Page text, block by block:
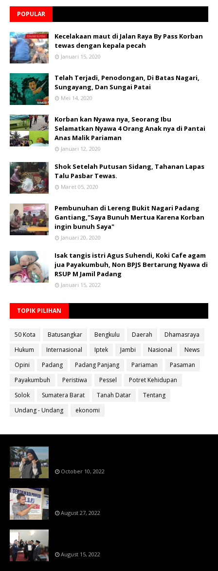
POPULAR
Kecelakaan maut di Jalan Raya By Pass Korban
tewas dengan kepala pecah
Januari 15, 2020
Telah Terjadi, Penodongan, Di Batas Nagari,
Sungayang, Dan Sungai Patai
Mei 14, 2020
Korban kan Nyawa nya, Seorang Ibu
Selamatkan Nyawa 4 Orang Anak nya di Pantai
Anas Malik Pariaman
Januari 12, 2020
Shok Setelah Putusan Sidang, Tahanan Lapas
Talu Pasbar Tewas.
Maret 05, 2020
Pembunuhan di Lereng Bukit Nagari Padang
Gantiang,"Saya Bunuh Mertua Karena Korban
ingin bunuh Saya"
Januari 20, 2020
Isak tangis istri Agus Suhendi, Koki Cafe agam
jua Payakumbuh, Non BPJS Bertarung Nyawa di
RSUP M Jamil Padang
Januari 15, 2022
TOPIK PILIHAN
50 Kota Batusangkar Bengkulu Daerah
Dhamasraya
Hukum
Internasional Iptek Jambi Nasional
News
Opini
Padang Padang Panjang Pariaman
Pasaman
Payakumbuh
Peristiwa Pessel
Potret Kehidupan
Solok
Sumatera Barat Tanah Datar
Tentang
Undang - Undang
ekonomi
October 10, 2022
August 27, 2022
August 15, 2022